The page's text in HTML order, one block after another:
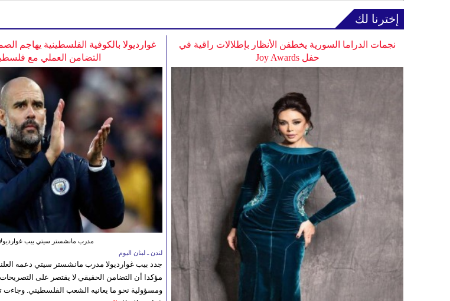
إخترنا لك
غوارديولا بالكوفية الفلسطينية يهاجم
التضامن العملي مع
مدرب مانشستر سيتي بيب
لندن ـ لبنان اليوم
جدد بيب غوارديولا مدرب مانشستر سيتي دعمه
مؤكدا أن التضامن الحقيقي لا يقتصر على
ومسؤولية نحو ما يعانيه الشعب الفلسطيني. وجاءت
نجمات الدراما السورية يخطفن الأنظار بإطلالات راقية في
حفل Joy Awards